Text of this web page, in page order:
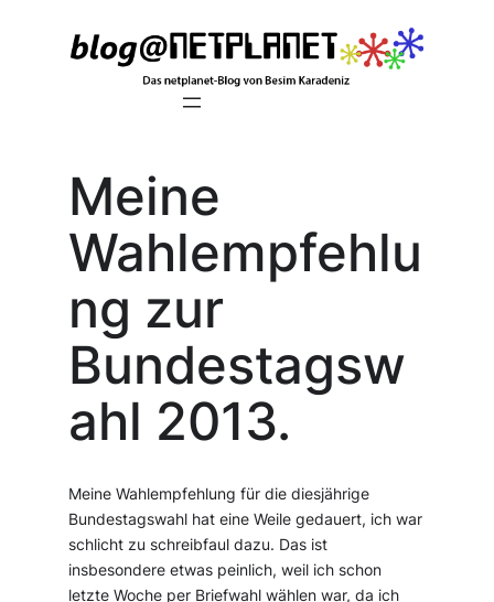
Meine
Wahlempfehlu
ng zur
Bundestagsw
ahl 2013.
Meine Wahlempfehlung für die diesjährige
Bundestagswahl hat eine Weile gedauert, ich war
schlicht zu schreibfaul dazu. Das ist
insbesondere etwas peinlich, weil ich schon
letzte Woche per Briefwahl wählen war, da ich